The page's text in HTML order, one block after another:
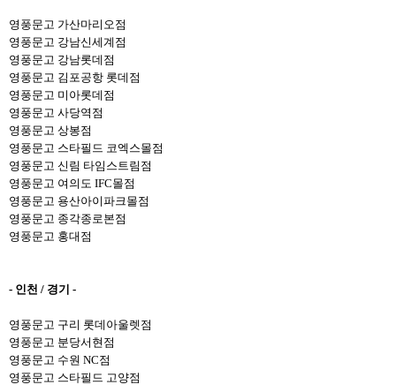
영풍문고 가산마리오점
영풍문고 강남신세계점
영풍문고 강남롯데점
영풍문고 김포공항 롯데점
영풍문고 미아롯데점
영풍문고 사당역점
영풍문고 상봉점
영풍문고 스타필드 코엑스몰점
영풍문고 신림 타임스트림 점
영풍문고 여의도 IFC몰점
영풍문고 용산아이파크몰점
영풍문고 종각종로본점
영풍문고 홍대점
- 인천 / 경기 -
영풍문고 구리 롯데아울렛점
영풍문고 분당서현점
영풍문고 수원 NC점
영풍문고 스타필드 고양점